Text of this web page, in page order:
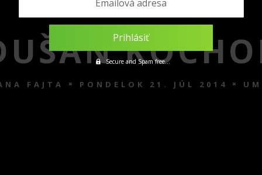
FAJTA PONDELOK 21. JÚL 2014
Emailová adresa
Secure and Spam free...